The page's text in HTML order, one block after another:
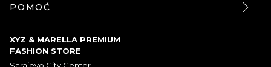
POMOĆ
XYZ & MARELLA PREMIUM
FASHION STORE